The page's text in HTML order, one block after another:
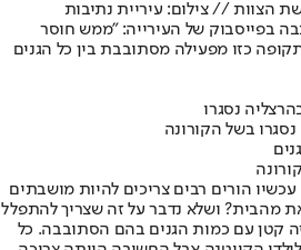
הצוות // צילום: עיריית נתיבות
בפייסבוק של העירייה: "ממש חוסר
כזו מפעילה מסתובבת בין כל הגנים
בשל הקורונה
הורים רבים צריכים להיות מושבתים
מהבית? ושלא נדבר על זה שצריך להתפלל
קטן עם כמות הגנים בהם הסתובבה. כל